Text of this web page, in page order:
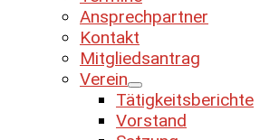
Ansprechpartner
Kontakt
Mitgliedsantrag
Verein
Tätigkeitsberichte
Vorstand